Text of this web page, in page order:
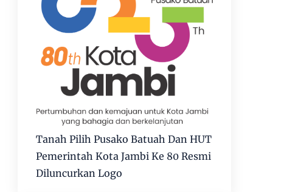
Tanah Pilih Pusako Batuah Dan HUT
Pemerintah Kota Jambi Ke 80 Resmi
Diluncurkan Logo